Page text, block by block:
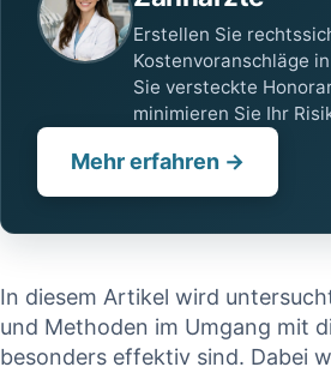
Erstellen Sie
Kostenvoranschläge
Sie versteckte
minimieren Sie Ihr
Mehr erfahren →
In diesem Artikel wird​
und Methoden im⁤ Umgang mit
besonders‍ effektiv sind. Dabei